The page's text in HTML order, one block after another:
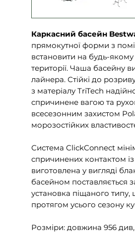
Каркасний басейн
прямокутної форми з
встановити на будь-
території. Чаша басейну
лайнера. Стійкі до
з матеріалу TriTech
спричинене вагою та
всесезонним захистом
морозостійких
Система ClickConnect
спричинених контактом
виготовлена ​​у вигляді
басейном поставляється
установка піщаного типу,
протягом усього сезону
Розміри: довжина 956